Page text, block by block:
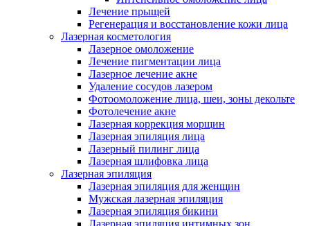
Лечение прыщей
Регенерация и восстановление кожи лица
Лазерная косметология
Лазерное омоложение
Лечение пигментации лица
Лазерное лечение акне
Удаление сосудов лазером
Фотоомоложение лица, шеи, зоны декольте
Фотолечение акне
Лазерная коррекция морщин
Лазерная эпиляция лица
Лазерный пилинг лица
Лазерная шлифовка лица
Лазерная эпиляция
Лазерная эпиляция для женщин
Мужская лазерная эпиляция
Лазерная эпиляция бикини
Лазерная эпиляция интимных зон